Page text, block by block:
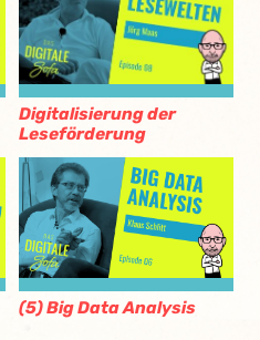
Digitalisierung der
Leseförderung
(5) Big Data Analysis